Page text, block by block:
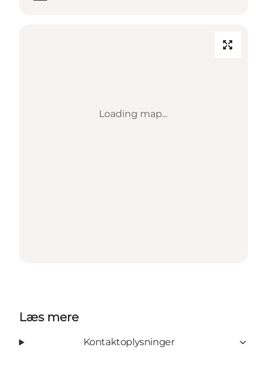
Loading map...
Læs mere
Kontaktoplysninger